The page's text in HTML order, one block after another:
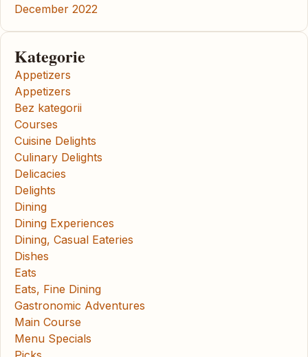
December 2022
Kategorie
Appetizers
Appetizers
Bez kategorii
Courses
Cuisine Delights
Culinary Delights
Delicacies
Delights
Dining
Dining Experiences
Dining, Casual Eateries
Dishes
Eats
Eats, Fine Dining
Gastronomic Adventures
Main Course
Menu Specials